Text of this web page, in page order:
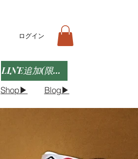
ログイン
Shop▶︎ Blog▶︎
LINE追加(限定クーポンなど)